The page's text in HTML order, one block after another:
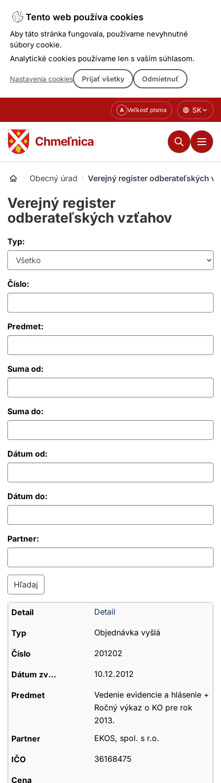
Tento web používa cookies
Aby táto stránka fungovala, používame nevyhnutné
súbory cookie.
Analytické cookies používame len s vaším súhlasom.
Nastavenia cookies Prijať všetky Odmietnuť
obsahu
A Veľkosť písma SK
Chmeľnica
Obecný úrad Verejný register odberateľských
Verejný register
odberateľských vzťahov
Typ:
Číslo:
Predmet:
Suma od:
Suma do:
Dátum od:
Dátum do:
Partner:
Detail
Objednávka vyšlá
201202
10.12.2012
Vedenie evidencie a hlásenie +
Ročný výkaz o KO pre rok
2013.
EKOS, spol. s r.o.
36168475